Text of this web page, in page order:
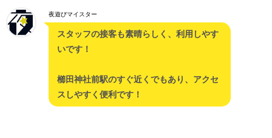
夜遊びマイスター
スタッフの接客も素晴らしく、利用しやす
いです！
櫛田神社前駅のすぐ近くでもあり、アクセ
スしやすく便利です！